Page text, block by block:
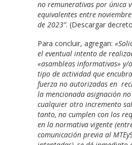
no remunerativas por única
equivalentes entre
de 2023”. (Descargar decreto
Para concluir, agregan:
el eventual intento de
«asambleas informativas»
tipo de actividad que
fuerza no autorizadas en
la mencionada asignación
cualquier otro incremento
tanto, no cumplen con los
en la normativa vigente
comunicación previa al